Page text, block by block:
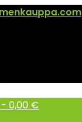
0,00 €